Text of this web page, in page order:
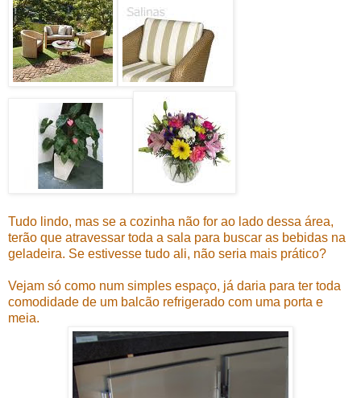
Tudo lindo, mas se a cozinha não for ao lado dessa área,
terão que atravessar toda a sala para buscar as bebidas na
geladeira. Se estivesse tudo ali, não seria mais prático?
Vejam só como num simples espaço, já daria para ter toda
comodidade de um balcão refrigerado com uma porta e
meia.